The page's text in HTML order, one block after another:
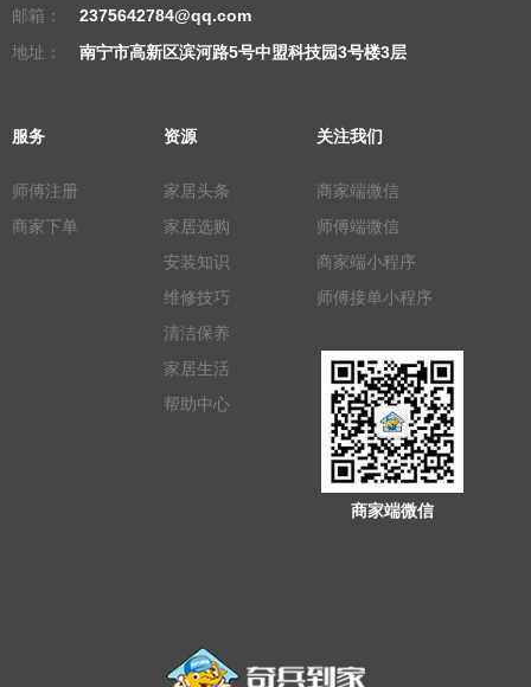
邮箱：
2375642784@qq.com
地址：
南宁市高新区滨河路5号中盟科技园3号楼3层
服务
师傅注册
商家下单
资源
家居头条
家居选购
安装知识
维修技巧
清洁保养
家居生活
帮助中心
关注我们
商家端微信
师傅端微信
商家端小程序
师傅接单小程序
商家端微信